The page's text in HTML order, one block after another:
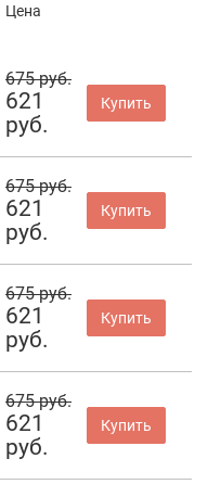
Цена
675 руб.
621
руб.
Купить
675 руб.
621
руб.
Купить
675 руб.
621
руб.
Купить
675 руб.
621
руб.
Купить